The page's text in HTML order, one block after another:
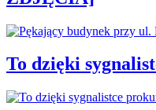
To dzięki